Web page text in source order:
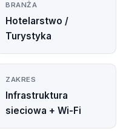
BRANŻA
Hotelarstwo /
Turystyka
ZAKRES
Infrastruktura
sieciowa + Wi-Fi